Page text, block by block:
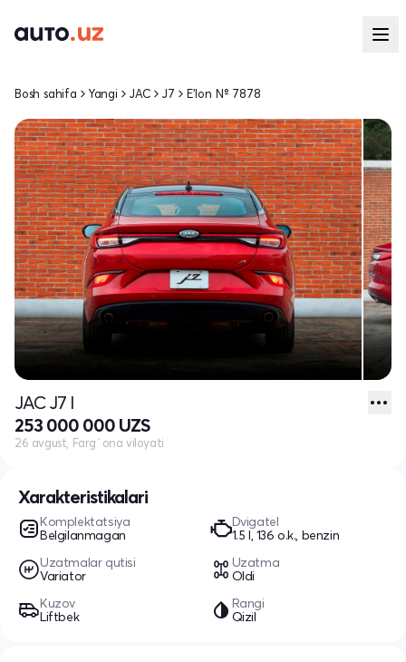
Xarakteristikalari
Komplektatsiya
Belgilanmagan
Dvigatel
1.5 l, 136 o.k., benzin
Uzatmalar qutisi
Variator
Uzatma
Oldi
Kuzov
Liftbek
Rangi
Qizil
Bosh sahifa Yangi JAC J7 E'lon № 7878
JAC J7 I
253 000 000 UZS
26 avgust, Farg`ona viloyati